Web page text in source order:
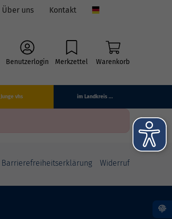
Über uns Kontakt
Benutzerlogin Merkzettel Warenkorb
Junge vhs im Landkreis ...
Barrierefreiheitserklärung Widerruf